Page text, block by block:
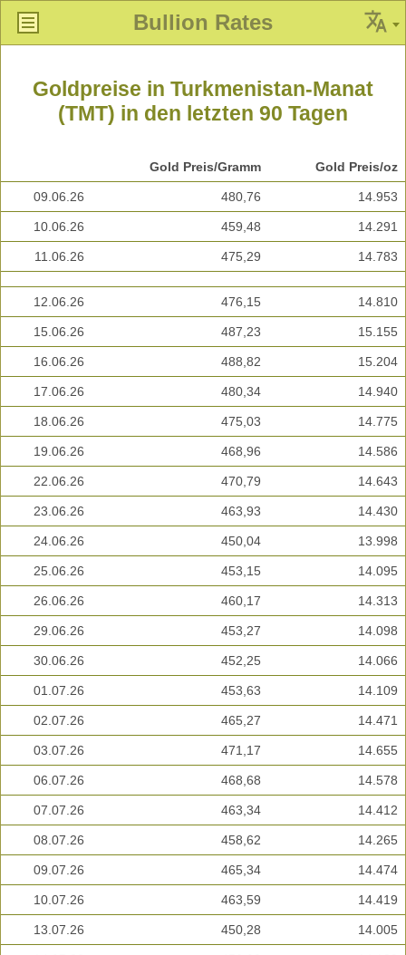
Bullion Rates
Goldpreise in Turkmenistan-Manat
(TMT) in den letzten 90 Tagen
Gold Preis/Gramm Gold Preis/oz
09.06.26 480,76 14.953
10.06.26 459,48 14.291
11.06.26 475,29 14.783
12.06.26 476,15 14.810
15.06.26 487,23 15.155
16.06.26 488,82 15.204
17.06.26 480,34 14.940
18.06.26 475,03 14.775
19.06.26 468,96 14.586
22.06.26 470,79 14.643
23.06.26 463,93 14.430
24.06.26 450,04 13.998
25.06.26 453,15 14.095
26.06.26 460,17 14.313
29.06.26 453,27 14.098
30.06.26 452,25 14.066
01.07.26 453,63 14.109
02.07.26 465,27 14.471
03.07.26 471,17 14.655
06.07.26 468,68 14.578
07.07.26 463,34 14.412
08.07.26 458,62 14.265
09.07.26 465,34 14.474
10.07.26 463,59 14.419
13.07.26 450,28 14.005